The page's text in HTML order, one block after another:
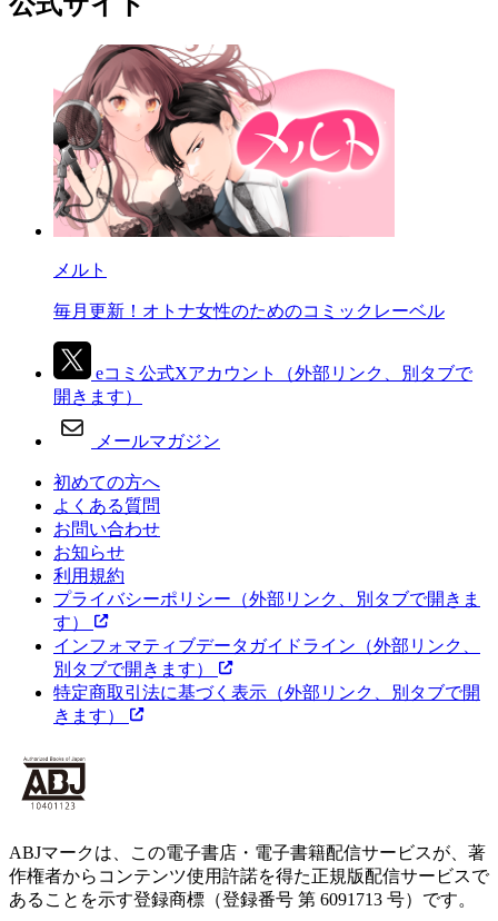
メルト
毎月更新！オトナ女性のためのコミックレーベル
eコミ公式Xアカウント
（外部リンク、別タブで
開きます）
メールマガジン
初めての方へ
よくある質問
お問い合わせ
お知らせ
利用規約
プライバシーポリシー （外部リンク、別タブで開きま
す）
インフォマティブデータガイドライン （外部リンク、
別タブで開きます）
特定商取引法に基づく表示 （外部リンク、別タブで開
きます）
ABJマークは、この電子書店・電子書籍配信サービスが、著
作権者からコンテンツ使用許諾を得た正規版配信サービスで
あることを示す登録商標（登録番号 第 6091713 号）です。